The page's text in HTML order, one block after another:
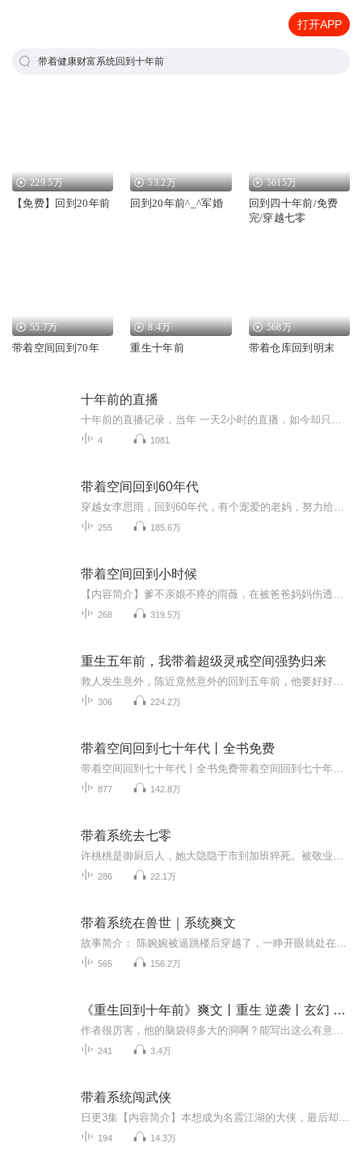
打开APP
带着健康财富系统回到十年前
229.5万
【免费】回到20年前
53.2万
回到20年前^_^军婚
5615万
回到四十年前/免费
完/穿越七零
55.7万
带着空间回到70年
8.4万
重生十年前
568万
带着仓库回到明末
十年前的直播
4 1081
带着空间回到60年代
255 185.6万
带着空间回到小时候
268 319.5万
重生五年前，我带着超级灵戒空间强势归来
306 224.2万
带着空间回到七十年代丨全书免费
877 142.8万
带着系统去七零
286 22.1万
带着系统在兽世｜系统爽文
565 156.2万
《重生回到十年前》爽文丨重生 逆袭丨玄幻 奇幻丨【精品双播】
241 3.4万
带着系统闯武侠
194 14.3万